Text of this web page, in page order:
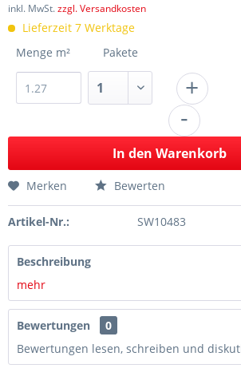
inkl. MwSt.zzgl. Versandkosten
Lieferzeit 7 Werktage
Menge m²
Pakete
+
-
In den Warenkorb
Merken Bewerten
Artikel-Nr.: SW10483
Beschreibung
mehr
Bewertungen
0
Bewertungen lesen, schreiben und